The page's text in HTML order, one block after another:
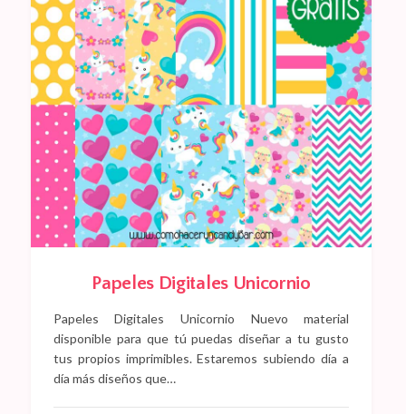
Papeles Digitales Unicornio
Papeles Digitales Unicornio Nuevo material
disponible para que tú puedas diseñar a tu gusto
tus propios imprimibles. Estaremos subiendo día a
día más diseños que…